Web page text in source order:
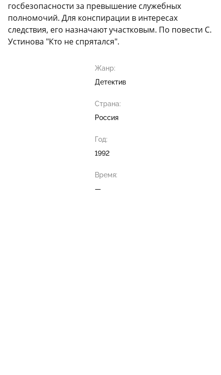
госбезопасности за превышение служебных
полномочий. Для конспирации в интересах
следствия, его назначают участковым. По повести С.
Устинова "Кто не спрятался".
Жанр:
Детектив
Страна:
Россия
Год:
1992
Время:
—